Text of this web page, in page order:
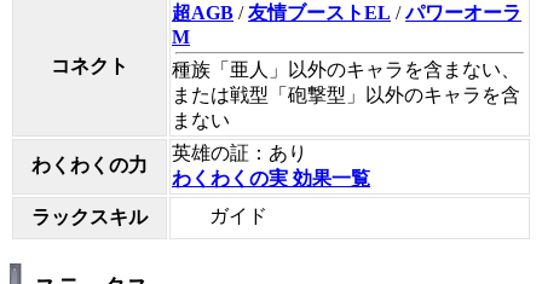
コネクト
超AGB /友情ブーストEL /パワーオーラ
M
種族「亜人」以外のキャラを含まない、
または戦型「砲撃型」以外のキャラを含
まない
わくわくの力
英雄の証：あり
わくわくの実 効果一覧
ラックスキル
ガイド